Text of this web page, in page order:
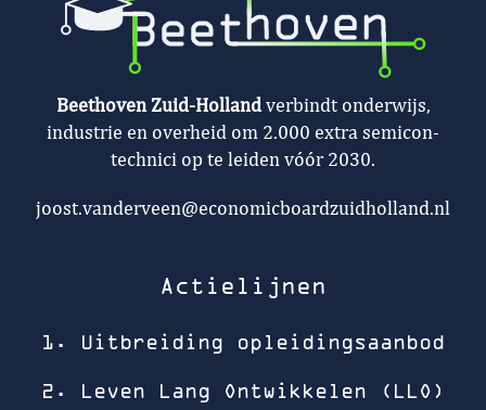
Beethoven Zuid-Holland verbindt onderwijs,
industrie en overheid om 2.000 extra semicon-
technici op te leiden vóór 2030.
joost.vanderveen@economicboardzuidholland.nl
Actielijnen
1. Uitbreiding opleidingsaanbod
2. Leven Lang Ontwikkelen (LLO)